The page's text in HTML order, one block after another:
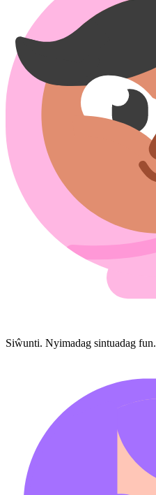
Siŵunti. Nyimadag sintuadag fun.